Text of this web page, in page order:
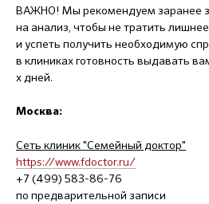
ВАЖНО! Мы рекомендуем заранее
на анализ, чтобы не тратить
и успеть получить необходимую
в клиниках готовность выдавать
х дней.
Москва:
Сеть клиник "Семейный доктор"
https://www.fdoctor.ru/
+7 (499) 583-86-76
по предварительной записи